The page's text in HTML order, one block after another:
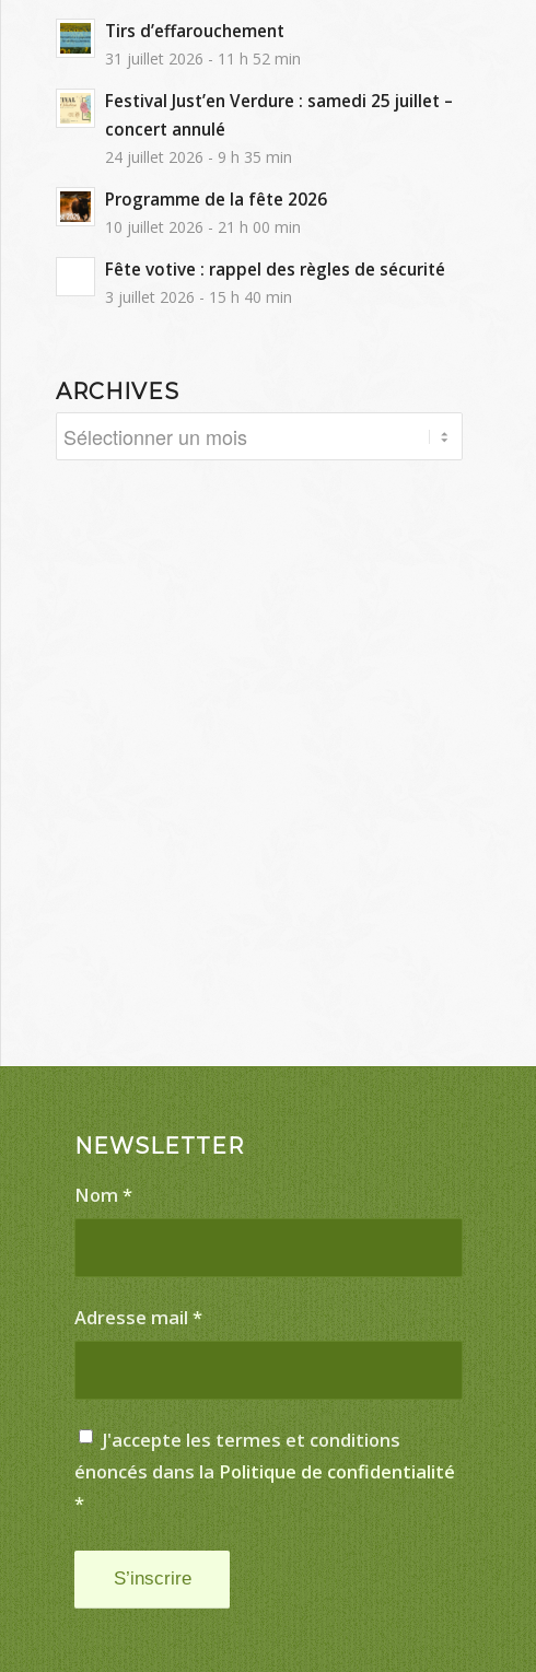
Tirs d’effarouchement
31 juillet 2026 - 11 h 52 min
Festival Just’en Verdure : samedi 25 juillet –
concert annulé
24 juillet 2026 - 9 h 35 min
Programme de la fête 2026
10 juillet 2026 - 21 h 00 min
Fête votive : rappel des règles de sécurité
3 juillet 2026 - 15 h 40 min
ARCHIVES
NEWSLETTER
Nom*
Adresse mail*
J'accepte les termes et conditions
énoncés dans la Politique de confidentialité
*